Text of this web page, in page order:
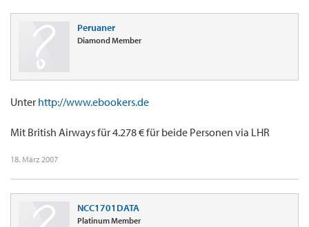
Peruaner
Diamond Member
Unter http://www.ebookers.de
Mit British Airways für 4.278 € für beide Personen via LHR
18. März 2007
NCC1701DATA
Platinum Member